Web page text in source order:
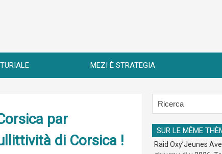
MEZI È STRATEGIA
par
di Corsica !
SUR LE MÊME
Raid Oxy’Jeunes